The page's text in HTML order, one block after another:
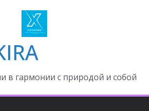
в гармонии с природой и собой